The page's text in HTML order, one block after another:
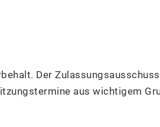
Der Zulassungsausschuss
aus wichtigem